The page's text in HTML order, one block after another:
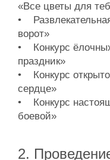
«Все цветы для
•
ворот»
• Конкурс
праздник»
• Конкурс
сердце»
• Конкурс
боевой»
2.